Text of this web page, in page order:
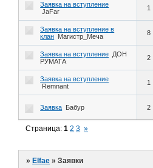
Заявка на вступление
JaFar
1
Заявка на вступление в
клан Магистр_Меча 8
Заявка на вступление ДОН
РУМАТА
2
Заявка на вступление
Remnant
1
Заявка Бабур 2
Страница:1 2 3 »
»Elfae »Заявки